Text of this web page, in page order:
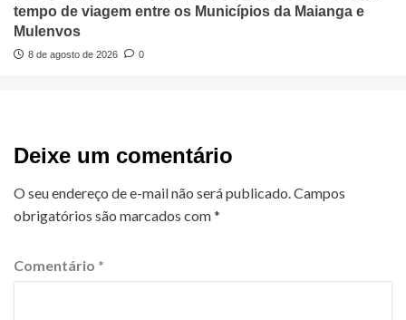
tempo de viagem entre os Municípios da Maianga e
Mulenvos
8 de agosto de 2026 0
Deixe um comentário
O seu endereço de e-mail não será publicado. Campos
obrigatórios são marcados com*
Comentário *